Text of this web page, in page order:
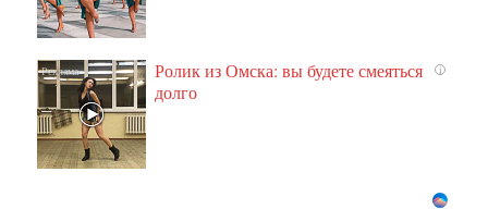
i
Ролик из Омска: вы будете смеяться
долго